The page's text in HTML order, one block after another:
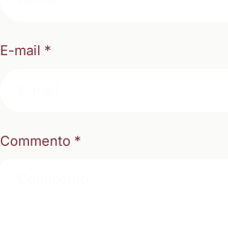
E-mail *
Commento *